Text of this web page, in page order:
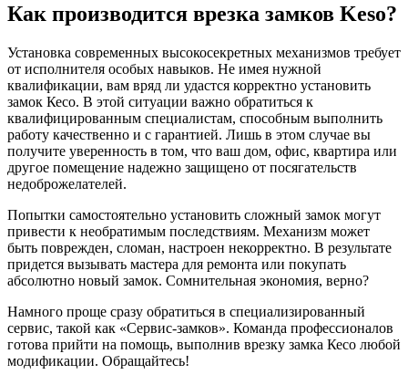
Как производится врезка замков Keso?
Установка современных высокосекретных механизмов требует
от исполнителя особых навыков. Не имея нужной
квалификации, вам вряд ли удастся корректно установить
замок Кесо. В этой ситуации важно обратиться к
квалифицированным специалистам, способным выполнить
работу качественно и с гарантией. Лишь в этом случае вы
получите уверенность в том, что ваш дом, офис, квартира или
другое помещение надежно защищено от посягательств
недоброжелателей.
Попытки самостоятельно установить сложный замок могут
привести к необратимым последствиям. Механизм может
быть поврежден, сломан, настроен некорректно. В результате
придется вызывать мастера для ремонта или покупать
абсолютно новый замок. Сомнительная экономия, верно?
Намного проще сразу обратиться в специализированный
сервис, такой как «Сервис-замков». Команда профессионалов
готова прийти на помощь, выполнив врезку замка Кесо любой
модификации. Обращайтесь!